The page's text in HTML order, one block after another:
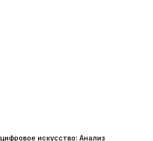
искусство: Анализ